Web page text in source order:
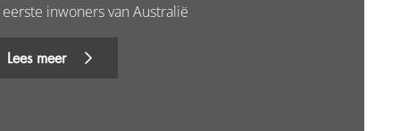
inwoners van Australië
Lees meer